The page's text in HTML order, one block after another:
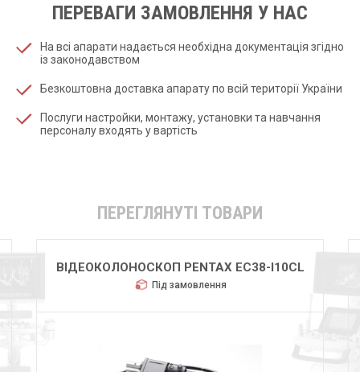
ПЕРЕВАГИ ЗАМОВЛЕННЯ У НАС
На всі апарати надається необхідна документація згідно
із законодавством
Безкоштовна доставка апарату по всій території України
Послуги настройки, монтажу, установки та навчання
персоналу входять у вартість
ПЕРЕГЛЯНУТІ ТОВАРИ
ВІДЕОКОЛОНОСКОП PENTAX EC38-I10CL
Під замовлення